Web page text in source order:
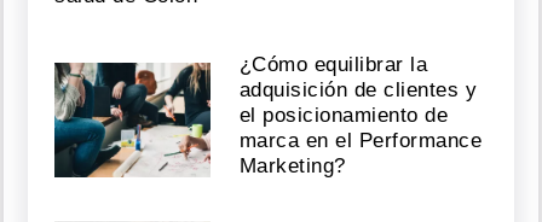
¿Cómo equilibrar la
adquisición de clientes y
el posicionamiento de
marca en el Performance
Marketing?